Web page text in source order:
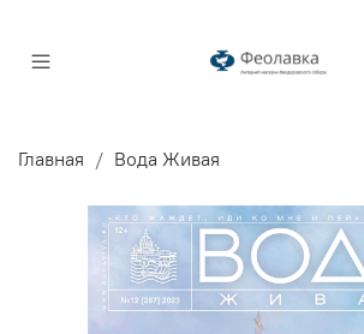
Главная Вода Живая